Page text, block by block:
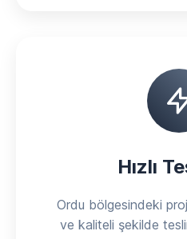
Hızlı
Ordu bölgesindeki
ve kaliteli şekilde